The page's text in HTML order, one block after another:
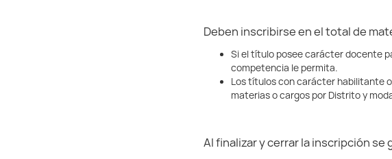
Deben inscribirse en el total de
Si el título posee carácter docente
competencia le permita.
Los títulos con carácter habilitante
materias o cargos por Distrito y
Al finalizar y cerrar la inscripción